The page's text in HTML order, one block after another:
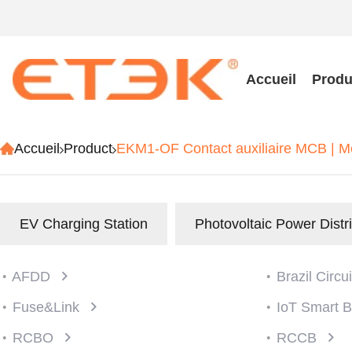
Accueil
Accueil Product EKM1-OF Contact auxiliaire MCB |
EV Charging Station Photovoltaic Power
AFDD
Brazil
Fuse&Link
IoT Smart
RCBO
RCCB